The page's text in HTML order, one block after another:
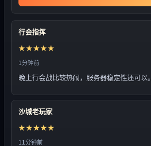
行会指挥
★★★★★
1分钟前
晚上行会战比较热闹，服务器稳定性还可以。
沙城老玩家
★★★★★
11分钟前